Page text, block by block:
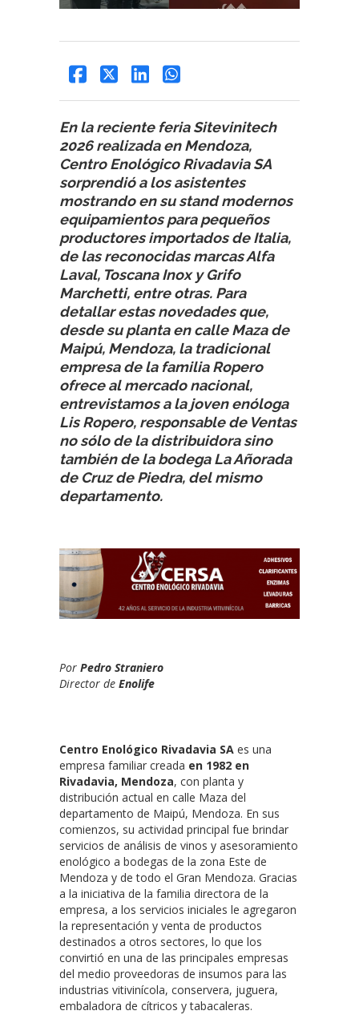
En la reciente feria Sitevinitech
2026 realizada en Mendoza,
Centro Enológico Rivadavia SA
sorprendió a los asistentes
mostrando en su stand modernos
equipamientos para pequeños
productores importados de Italia,
de las reconocidas marcas Alfa
Laval, Toscana Inox y Grifo
Marchetti, entre otras. Para
detallar estas novedades que,
desde su planta en calle Maza de
Maipú, Mendoza, la tradicional
empresa de la familia Ropero
ofrece al mercado nacional,
entrevistamos a la joven enóloga
Lis Ropero, responsable de Ventas
no sólo de la distribuidora sino
también de la bodega La Añorada
de Cruz de Piedra, del mismo
departamento.
Por Pedro Straniero
Director de Enolife
Centro Enológico Rivadavia SA es una
empresa familiar creada en 1982 en
Rivadavia, Mendoza, con planta y
distribución actual en calle Maza del
departamento de Maipú, Mendoza. En sus
comienzos, su actividad principal fue brindar
servicios de análisis de vinos y asesoramiento
enológico a bodegas de la zona Este de
Mendoza y de todo el Gran Mendoza. Gracias
a la iniciativa de la familia directora de la
empresa, a los servicios iniciales le agregaron
la representación y venta de productos
destinados a otros sectores, lo que los
convirtió en una de las principales empresas
del medio proveedoras de insumos para las
industrias vitivinícola, conservera, juguera,
embaladora de cítricos y tabacaleras.